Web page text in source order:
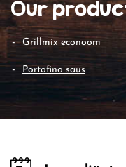
Our
grillmix econoom
portofino saus